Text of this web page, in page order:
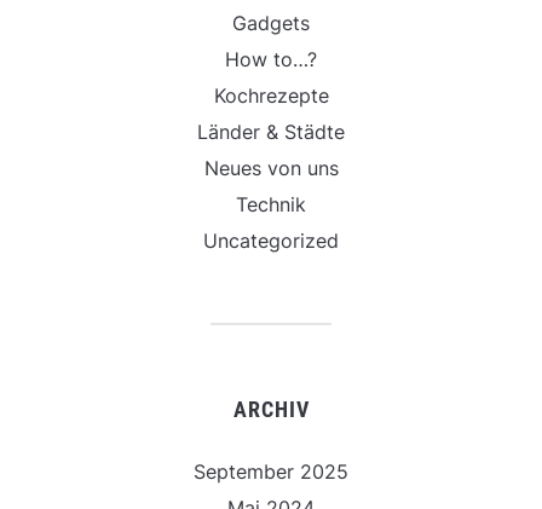
Gadgets
How to…?
Kochrezepte
Länder & Städte
Neues von uns
Technik
Uncategorized
ARCHIV
September 2025